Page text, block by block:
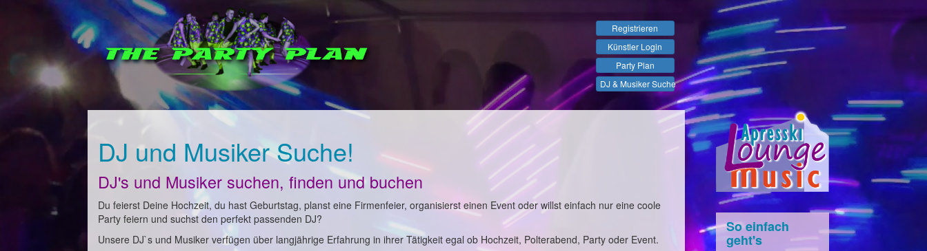
Registrieren
Künstler Login
Party Plan
DJ & Musiker Suche
DJ und Musiker Suche!
DJ's und Musiker suchen, finden und buchen
Du feierst Deine Hochzeit, du hast Geburtstag, planst eine Firmenfeier, organisierst einen Event oder willst einfach nur eine coole
Party feiern und suchst den perfekt passenden DJ?
Unsere DJ`s und Musiker verfügen über langjährige Erfahrung in ihrer Tätigkeit egal ob Hochzeit, Polterabend, Party oder Event.
So einfach
geht's